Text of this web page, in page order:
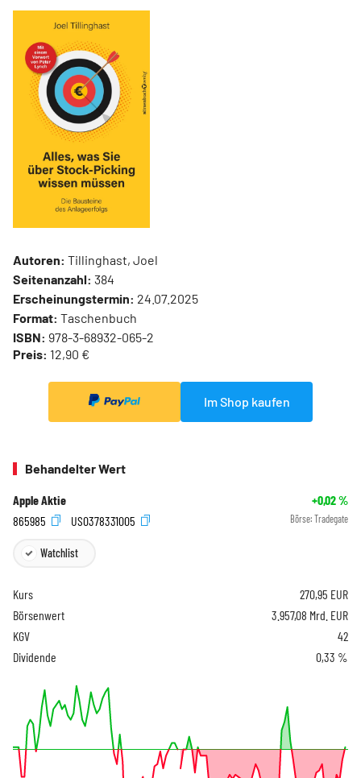
Autoren: Tillinghast, Joel
Seitenanzahl: 384
Erscheinungstermin: 24.07.2025
Format: Taschenbuch
ISBN: 978-3-68932-065-2
Preis: 12,90 €
Im Shop kaufen
Behandelter Wert
Apple Aktie +0,02%
865985
US0378331005 Börse: Tradegate
Watchlist
Kurs 270,95 EUR
Börsenwert
3.957,08 Mrd. EUR
KGV
42
Dividende
0,33 %